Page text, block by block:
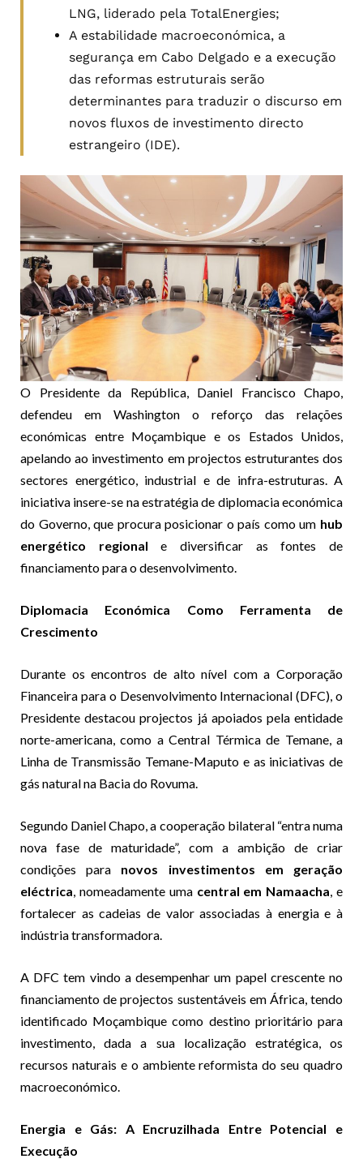
LNG, liderado pela TotalEnergies;
A estabilidade macroeconómica, a
segurança em Cabo Delgado e a execução
das reformas estruturais serão
determinantes para traduzir o discurso em
novos fluxos de investimento directo
estrangeiro (IDE).
O Presidente da República, Daniel Francisco Chapo,
defendeu em Washington o reforço das relações
económicas entre Moçambique e os Estados Unidos,
apelando ao investimento em projectos estruturantes dos
sectores energético, industrial e de infra-estruturas. A
iniciativa insere-se na estratégia de diplomacia económica
do Governo, que procura posicionar o país como um hub
energético regional e diversificar as fontes de
financiamento para o desenvolvimento.
Diplomacia Económica Como Ferramenta de
Crescimento
Durante os encontros de alto nível com a Corporação
Financeira para o Desenvolvimento Internacional (DFC), o
Presidente destacou projectos já apoiados pela entidade
norte-americana, como a Central Térmica de Temane, a
Linha de Transmissão Temane-Maputo e as iniciativas de
gás natural na Bacia do Rovuma.
Segundo Daniel Chapo, a cooperação bilateral “entra numa
nova fase de maturidade”, com a ambição de criar
condições para novos investimentos em geração
eléctrica, nomeadamente uma central em Namaacha, e
fortalecer as cadeias de valor associadas à energia e à
indústria transformadora.
A DFC tem vindo a desempenhar um papel crescente no
financiamento de projectos sustentáveis em África, tendo
identificado Moçambique como destino prioritário para
investimento, dada a sua localização estratégica, os
recursos naturais e o ambiente reformista do seu quadro
macroeconómico.
Energia e Gás: A Encruzilhada Entre Potencial e
Execução